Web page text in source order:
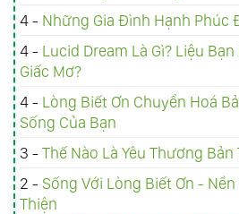
4 - Những Gia Đình Hạnh Phúc
4 - Lucid Dream Là Gì? Liệu
Giấc Mơ?
4 - Lòng Biết Ơn Chuyển Hoá
Sống Của Bạn
3 -Thế Nào Là Yêu Thương Bản
2 -Sống Với Lòng Biết Ơn -
Thiện